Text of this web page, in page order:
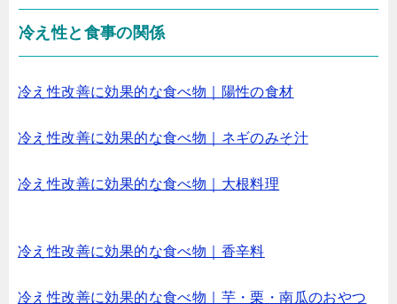
冷え性と食事の関係
冷え性改善に効果的な食べ物｜陽性の食材
冷え性改善に効果的な食べ物｜ネギのみそ汁
冷え性改善に効果的な食べ物｜大根料理
冷え性改善に効果的な食べ物｜香辛料
冷え性改善に効果的な食べ物｜芋・栗・南瓜のおやつ